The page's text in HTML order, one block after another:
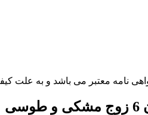
معتبر می باشد و به علت کیفیت های متفاوت